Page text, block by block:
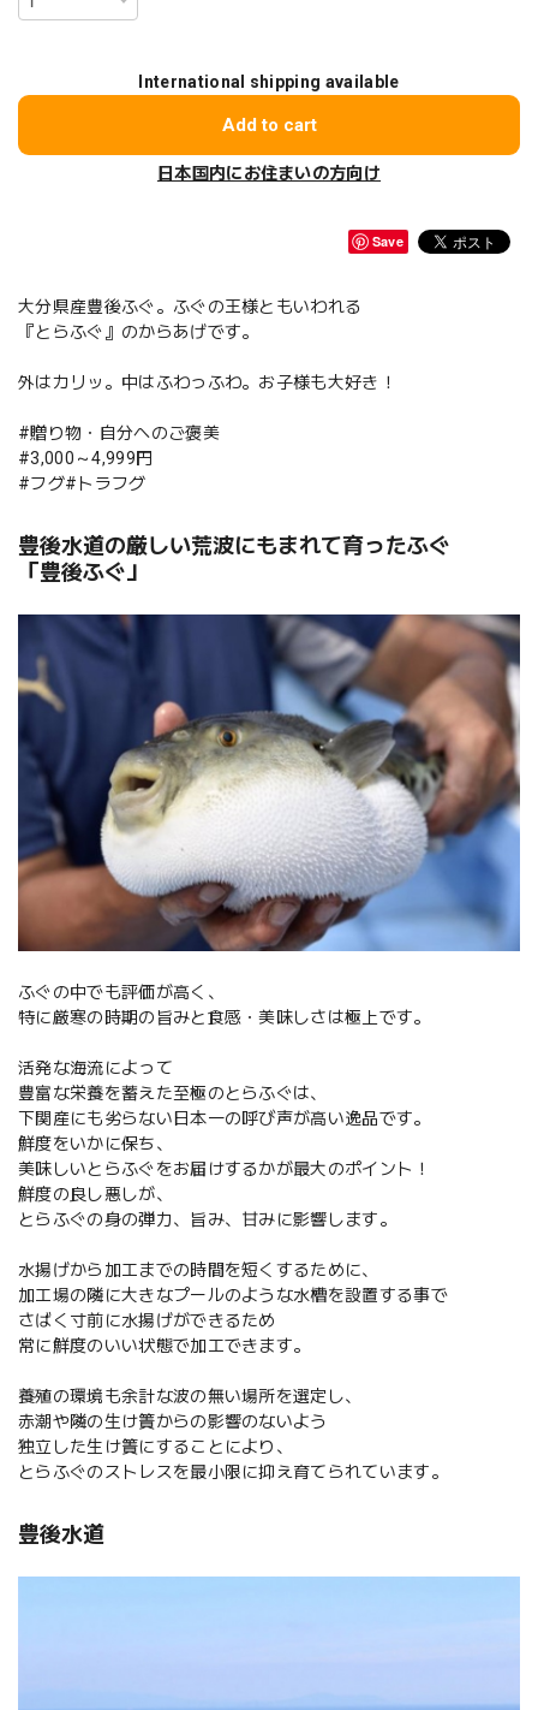
International shipping available
Add to cart
日本国内にお住まいの方向け
Save
大分県産豊後ふぐ。ふぐの王様ともいわれる
『とらふぐ』のからあげです。
外はカリッ。中はふわっふわ。お子様も大好き！
#贈り物・自分へのご褒美
#3,000～4,999円
#フグ#トラフグ
豊後水道の厳しい荒波にもまれて育ったふぐ
「豊後ふぐ」
ふぐの中でも評価が高く、
特に厳寒の時期の旨みと食感・美味しさは極上です。
活発な海流によって
豊富な栄養を蓄えた至極のとらふぐは、
下関産にも劣らない日本一の呼び声が高い逸品です。
鮮度をいかに保ち、
美味しいとらふぐをお届けするかが最大のポイント！
鮮度の良し悪しが、
とらふぐの身の弾力、旨み、甘みに影響します。
水揚げから加工までの時間を短くするために、
加工場の隣に大きなプールのような水槽を設置する事で
さばく寸前に水揚げができるため
常に鮮度のいい状態で加工できます。
養殖の環境も余計な波の無い場所を選定し、
赤潮や隣の生け簀からの影響のないよう
独立した生け簀にすることにより、
とらふぐのストレスを最小限に抑え育てられています。
豊後水道